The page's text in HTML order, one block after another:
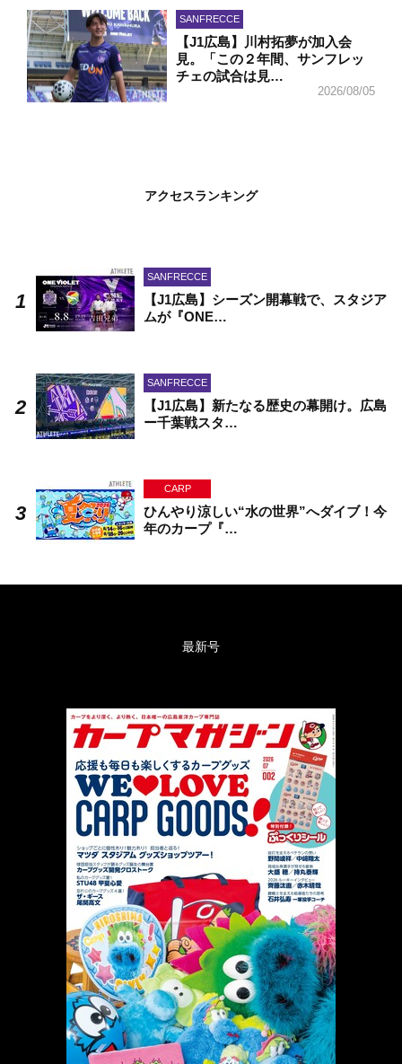
SANFRECCE
【J1広島】川村拓夢が加入会
見。「この２年間、サンフレッ
チェの試合は見…
2026/08/05
アクセスランキング
SANFRECCE
【J1広島】シーズン開幕戦で、スタジア
ムが『ONE…
SANFRECCE
【J1広島】新たなる歴史の幕開け。広島
ー千葉戦スタ…
CARP
ひんやり涼しい“水の世界”へダイブ！今
年のカープ『…
最新号